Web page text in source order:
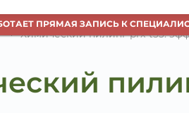
ПРЯМАЯ ЗАПИСЬ К
Химический пилинг prx-t33: